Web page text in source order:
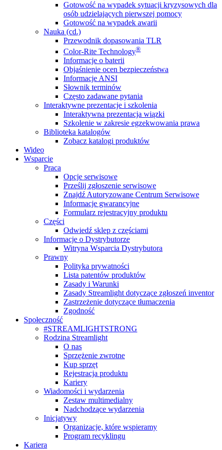
Gotowość na wypadek sytuacji kryzysowych dla
osób udzielających pierwszej pomocy
Gotowość na wypadek awarii
Nauka (cd.)
Przewodnik dopasowania TLR
Color-Rite Technology®
Informacje o baterii
Objaśnienie ocen bezpieczeństwa
Informacje ANSI
Słownik terminów
Często zadawane pytania
Interaktywne prezentacje i szkolenia
Interaktywna prezentacja wiązki
Szkolenie w zakresie egzekwowania prawa
Biblioteka katalogów
Zobacz katalogi produktów
Wideo
Wsparcie
Praca
Opcje serwisowe
Prześlij zgłoszenie serwisowe
Znajdź Autoryzowane Centrum Serwisowe
Informacje gwarancyjne
Formularz rejestracyjny produktu
Części
Odwiedź sklep z częściami
Informacje o Dystrybutorze
Witryna Wsparcia Dystrybutora
Prawny
Polityka prywatności
Lista patentów produktów
Zasady i Warunki
Zasady Streamlight dotyczące zgłoszeń inventor
Zastrzeżenie dotyczące tłumaczenia
Zgodność
Społeczność
#STREAMLIGHTSTRONG
Rodzina Streamlight
O nas
Sprzężenie zwrotne
Kup sprzęt
Rejestracja produktu
Kariery
Wiadomości i wydarzenia
Zestaw multimedialny
Nadchodzące wydarzenia
Inicjatywy
Organizacje, które wspieramy
Program recyklingu
Kariera